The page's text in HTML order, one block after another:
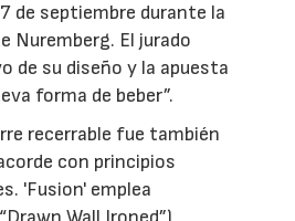
de septiembre durante la
Nuremberg. El jurado
de su diseño y la apuesta
forma de beber”.
recerrable fue también
con principios
'Fusion' emplea